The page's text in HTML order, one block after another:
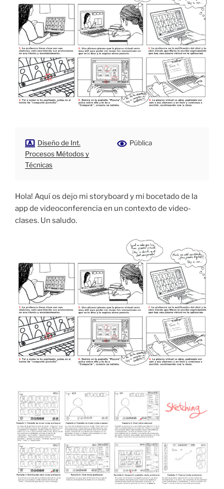
Diseño de Int.
Procesos Métodos y
Técnicas
Pública
Hola! Aquí os dejo mi storyboard y mi bocetado de la
app de videoconferencia en un contexto de video-
clases. Un saludo.